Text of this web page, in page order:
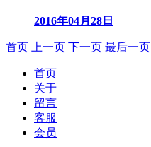
2016年04月28日
首页 上一页 下一页 最后一页
首页
关于
留言
客服
会员